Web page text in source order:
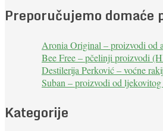
Preporučujemo domaće
Aronia Original – proizvodi od
Bee Free – pčelinji proizvodi
Destilerija Perković – voćne
Suban – proizvodi od
Kategorije